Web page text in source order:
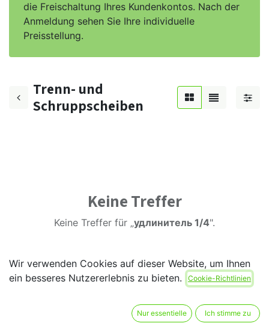
die Freischaltung Ihres Kundenkontos. Nach der
Anmeldung sehen Sie Ihre individuelle
Preisstellung.
Trenn- und
Schruppscheiben
Keine Treffer
Keine Treffer für „удлинитель 1/4".
Wir verwenden Cookies auf dieser Website, um Ihnen
ein besseres Nutzererlebnis zu bieten.
Cookie-Richtlinien
Nur essentielle Ich stimme zu